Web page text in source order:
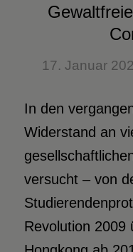
17. Januar
In den
Widerstand an
versucht – von
Revolution 2009